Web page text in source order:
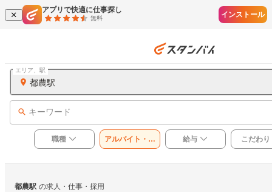
アプリで快適に仕事探し
無料 インストール
都農駅
エリア、駅
キーワード
職種
アルバイト・パ
ート
給与 こだわり
都農駅 の求人・仕事・採用